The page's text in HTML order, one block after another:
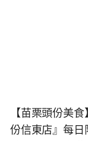
【苗栗頭份美
份信東店』每